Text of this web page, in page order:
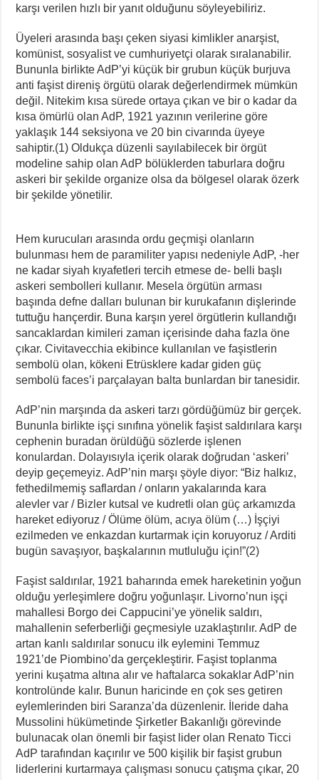
karşı verilen hızlı bir yanıt olduğunu söyleyebiliriz.
Üyeleri arasında başı çeken siyasi kimlikler anarşist,
komünist, sosyalist ve cumhuriyetçi olarak sıralanabilir.
Bununla birlikte AdP’yi küçük bir grubun küçük burjuva
anti faşist direniş örgütü olarak değerlendirmek mümkün
değil. Nitekim kısa sürede ortaya çıkan ve bir o kadar da
kısa ömürlü olan AdP, 1921 yazının verilerine göre
yaklaşık 144 seksiyona ve 20 bin civarında üyeye
sahiptir.(1) Oldukça düzenli sayılabilecek bir örgüt
modeline sahip olan AdP bölüklerden taburlara doğru
askeri bir şekilde organize olsa da bölgesel olarak özerk
bir şekilde yönetilir.
Hem kurucuları arasında ordu geçmişi olanların
bulunması hem de paramiliter yapısı nedeniyle AdP, -her
ne kadar siyah kıyafetleri tercih etmese de- belli başlı
askeri sembolleri kullanır. Mesela örgütün arması
başında defne dalları bulunan bir kurukafanın dişlerinde
tuttuğu hançerdir. Buna karşın yerel örgütlerin kullandığı
sancaklardan kimileri zaman içerisinde daha fazla öne
çıkar. Civitavecchia ekibince kullanılan ve faşistlerin
sembolü olan, kökeni Etrüsklere kadar giden güç
sembolü faces’i parçalayan balta bunlardan bir tanesidir.
AdP’nin marşında da askeri tarzı gördüğümüz bir gerçek.
Bununla birlikte işçi sınıfına yönelik faşist saldırılara karşı
cephenin buradan örüldüğü sözlerde işlenen
konulardan. Dolayısıyla içerik olarak doğrudan ‘askeri’
deyip geçemeyiz. AdP’nin marşı şöyle diyor: “Biz halkız,
fethedilmemiş saflardan / onların yakalarında kara
alevler var / Bizler kutsal ve kudretli olan güç arkamızda
hareket ediyoruz / Ölüme ölüm, acıya ölüm (…) İşçiyi
ezilmeden ve enkazdan kurtarmak için koruyoruz / Arditi
bugün savaşıyor, başkalarının mutluluğu için!”(2)
Faşist saldırılar, 1921 baharında emek hareketinin yoğun
olduğu yerleşimlere doğru yoğunlaşır. Livorno’nun işçi
mahallesi Borgo dei Cappucini’ye yönelik saldırı,
mahallenin seferberliği geçmesiyle uzaklaştırılır. AdP de
artan kanlı saldırılar sonucu ilk eylemini Temmuz
1921’de Piombino’da gerçekleştirir. Faşist toplanma
yerini kuşatma altına alır ve haftalarca sokaklar AdP’nin
kontrolünde kalır. Bunun haricinde en çok ses getiren
eylemlerinden biri Saranza’da düzenlenir. İleride daha
Mussolini hükümetinde Şirketler Bakanlığı görevinde
bulunacak olan önemli bir faşist lider olan Renato Ticci
AdP tarafından kaçırılır ve 500 kişilik bir faşist grubun
liderlerini kurtarmaya çalışması sonucu çatışma çıkar, 20